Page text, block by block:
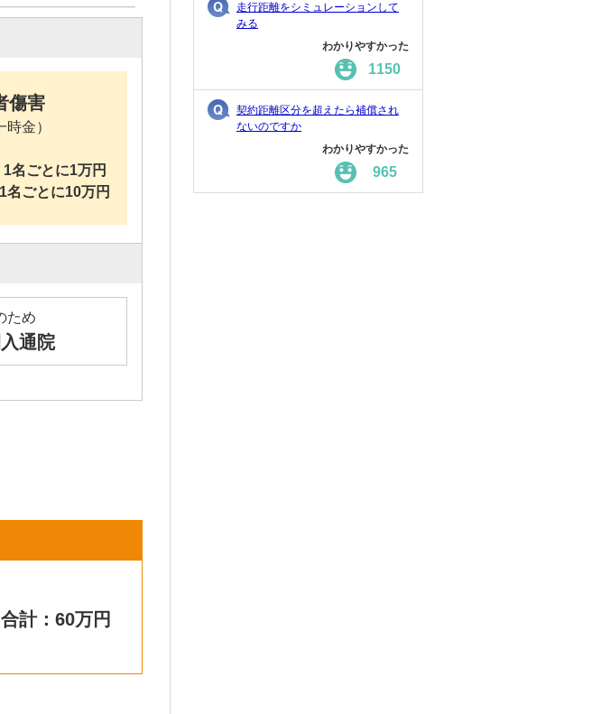
傷害
時金）
1名ごとに1万円
1名ごとに10万円
ため
通院
合計：60万円
走行距離をシミュレーションして
みる
わかりやすかった
1150
契約距離区分を超えたら補償され
ないのですか
わかりやすかった
965